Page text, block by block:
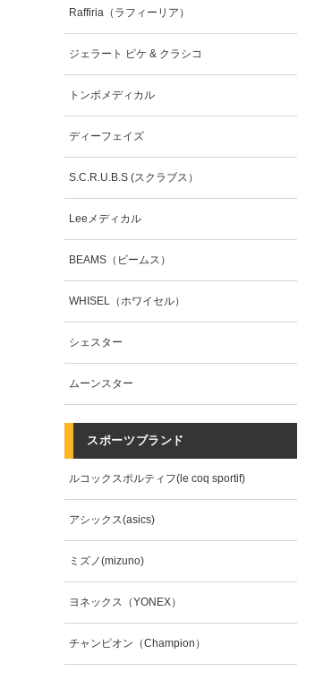
Raffiria（ラフィーリア）
ジェラート ピケ & クラシコ
トンボメディカル
ディーフェイズ
S.C.R.U.B.S (スクラブス）
Leeメディカル
BEAMS（ビームス）
WHISEL（ホワイセル）
シェスター
ムーンスター
スポーツブランド
ルコックスポルティフ(le coq sportif)
アシックス(asics)
ミズノ(mizuno)
ヨネックス（YONEX）
チャンピオン（Champion）